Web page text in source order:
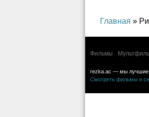
Главная »
Фильмы
rezka.ac — мы лучшие
Смотреть фильмы и